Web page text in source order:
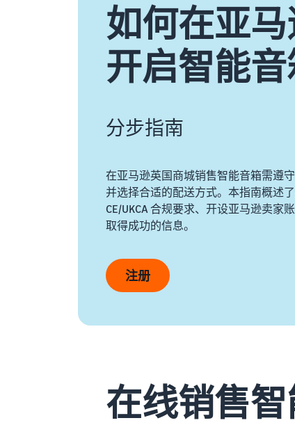
如何在亚
开启智能
分步指南
在亚马逊英国商城销售智能音箱需遵
并选择合适的配送方式。本指南概述
CE/UKCA 合规要求、开设亚马逊卖家
取得成功的信息。
注册
在线销售